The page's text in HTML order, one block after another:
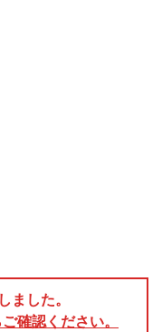
した。
確認ください。